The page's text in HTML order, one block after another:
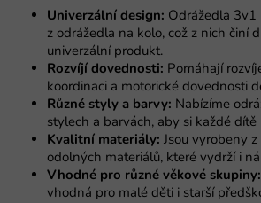
l
e
i
s
t
a
n
j
a
a
Univerzální design: Odrážedla
z odrážedla na kolo, což z nich činí
univerzální produkt.
Rozvíjí dovednosti: Pomáhají
koordinaci a motorické dovednosti
Různé styly a barvy: Nabízíme
stylech a barvách, aby si každé dítě
Kvalitní materiály: Jsou vyrobeny
odolných materiálů, které vydrží i
Vhodné pro různé věkové skupiny:
vhodná pro malé děti i starší